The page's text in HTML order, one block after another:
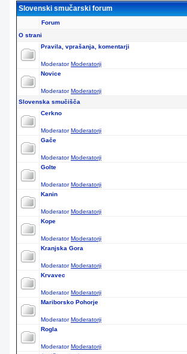
Slovenski smučarski forum
Forum
O strani
Pravila, vprašanja, komentarji
ModeratorModeratorji
Novice
ModeratorModeratorji
Slovenska smučišča
Cerkno
ModeratorModeratorji
Gače
ModeratorModeratorji
Golte
ModeratorModeratorji
Kanin
ModeratorModeratorji
Kope
ModeratorModeratorji
Kranjska Gora
ModeratorModeratorji
Krvavec
ModeratorModeratorji
Mariborsko Pohorje
ModeratorModeratorji
Rogla
ModeratorModeratorji